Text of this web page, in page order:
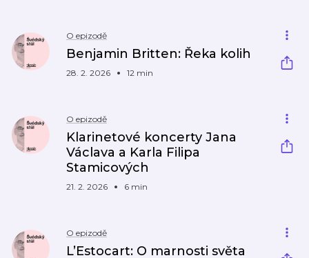
O epizodě
Benjamin Britten: Řeka kolih
28. 2. 2026 12 min
O epizodě
Klarinetové koncerty Jana
Václava a Karla Filipa
Stamicových
21. 2. 2026 6 min
O epizodě
L’Estocart: O marnosti světa